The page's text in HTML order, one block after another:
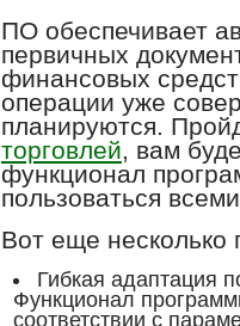
ПО обеспечивает
первичных
финансовых
операции уже
планируются.
торговлей, вам
функционал
пользоваться
Вот еще
Гибкая адаптация
Функционал
соответствии с